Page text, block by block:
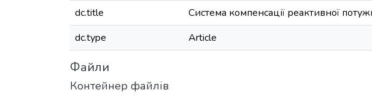
dc.title
Система компенсації реактивної
dc.type
Article
Файли
Контейнер файлів